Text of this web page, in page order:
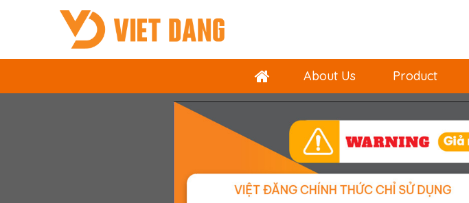
About Us Product